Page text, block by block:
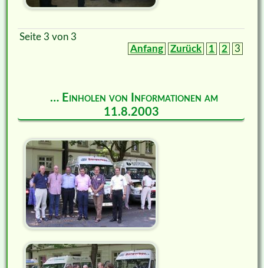
Seite 3 von 3
Anfang
Zurück 1 2 3
… Einholen von Informationen am
11.8.2003